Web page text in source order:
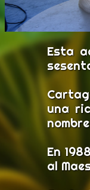
Esta
una
En
al